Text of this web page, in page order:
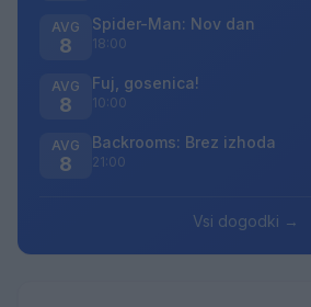
AVG
8
Spider-Man: Nov dan
18:00
AVG
8
Fuj, gosenica!
10:00
AVG
8
Backrooms: Brez izhoda
21:00
Vsi dogodki →